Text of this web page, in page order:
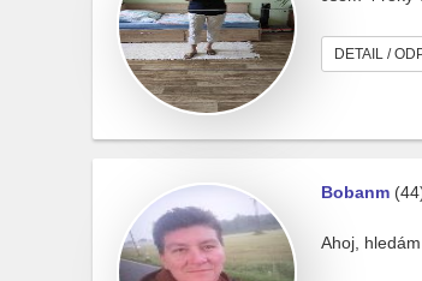
DETAIL /
Bobanm
Ahoj,